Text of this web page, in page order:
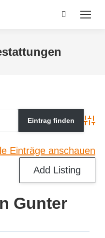
Search:
Einträge anschauen
Add Listing
Gunter